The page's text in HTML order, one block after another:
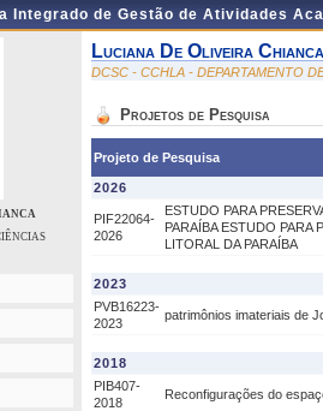
Integrado de Gestão de Atividades
Luciana De Oliveira Chianca
DCSC - CCHLA - DEPARTAMENTO
Projetos de Pesquisa
Projeto de Pesquisa
2026
PIF22064-
2026
ESTUDO PARA
PARAÍBA ESTUDO PARA
LITORAL DA PARAÍBA
2023
PVB16223-
2023
patrimônios imateriais de
2018
PIB407-
2018
Reconfigurações do